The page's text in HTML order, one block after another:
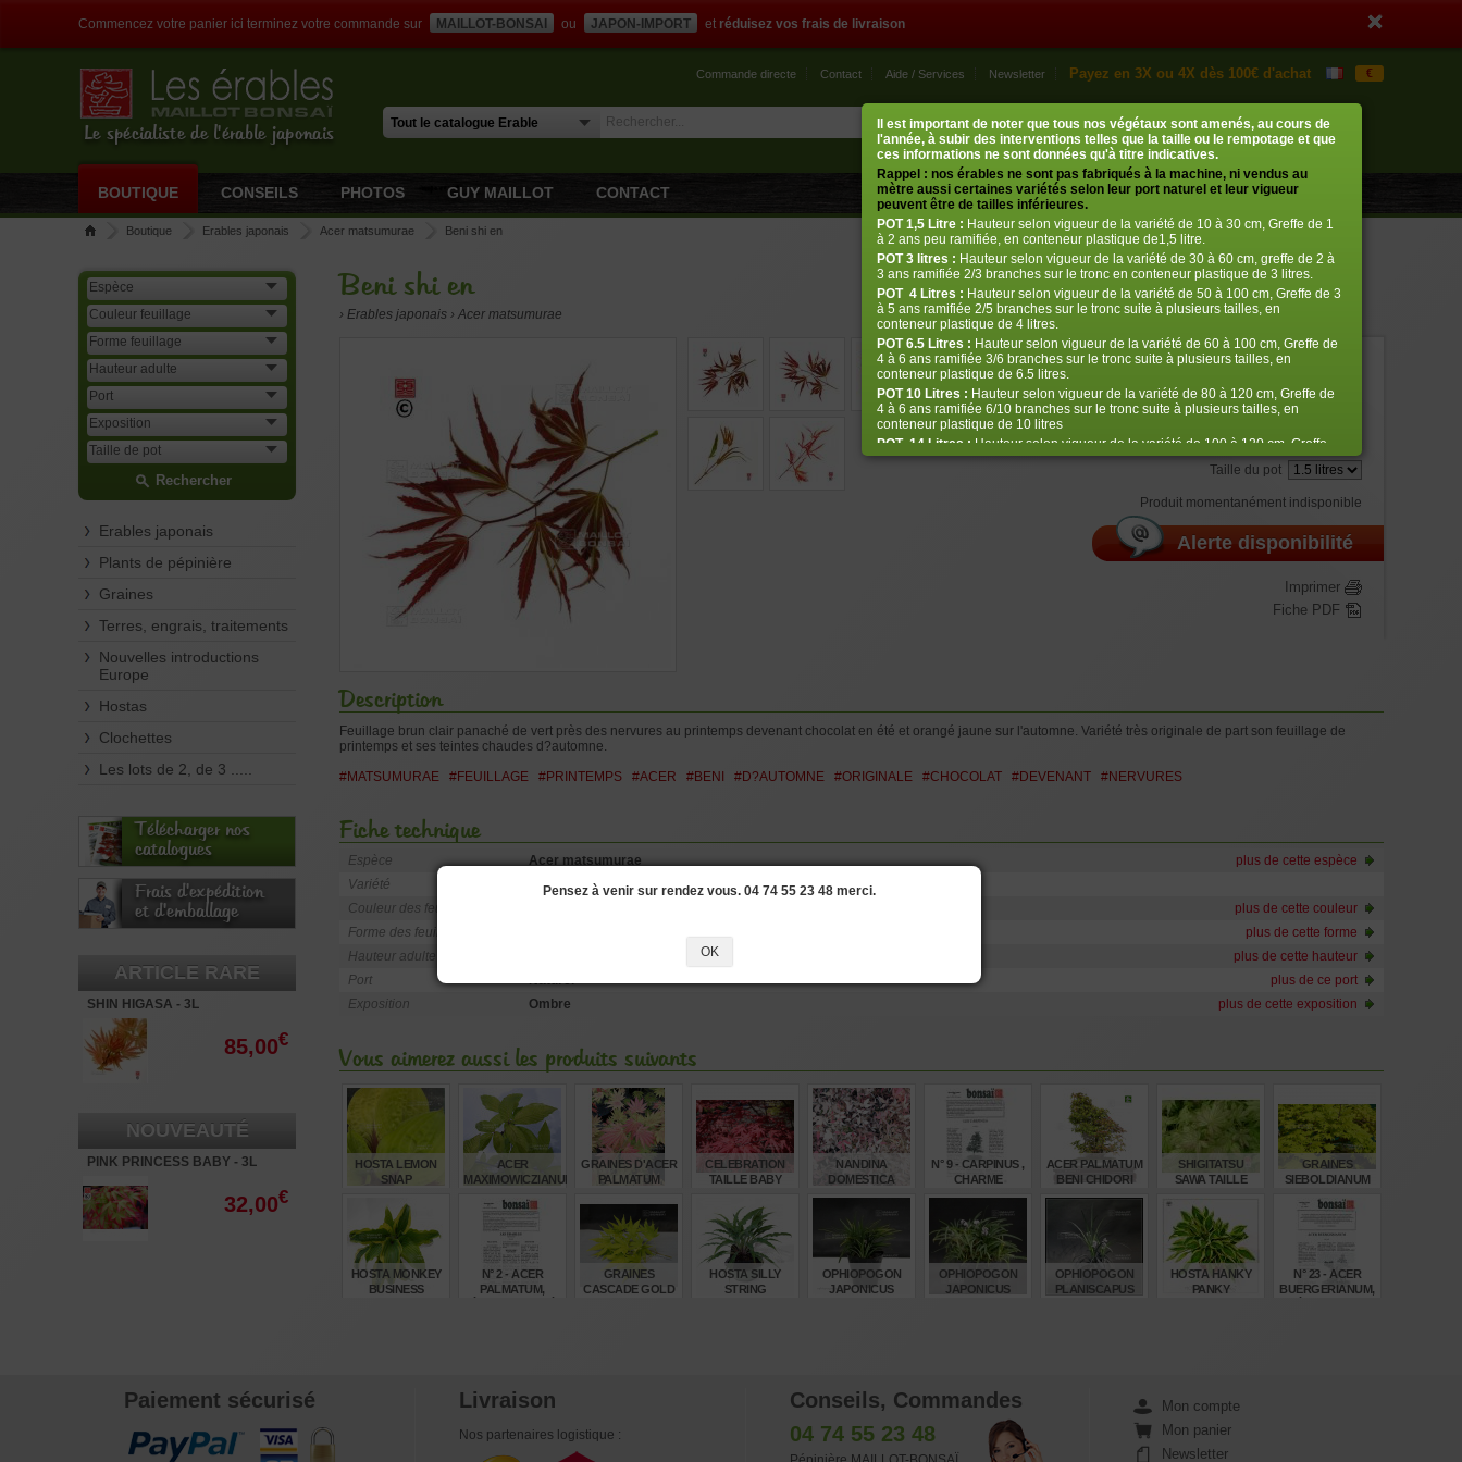
Commencez votre panier ici terminez votre commande sur MAILLOT-BONSAI ou JAPON-IMPORT et réduisez vos frais de livraison
Le spécialiste de l'érable japonais
Commande directe Contact Aide / Services Newsletter Payez en 3X ou 4X dès 100€ d'achat €
Mon compte
› me connecter 0 article
BOUTIQUE CONSEILS PHOTOS GUY MAILLOT CONTACT
Boutique Erables japonais Acer matsumurae Beni shi en
Rechercher
Erables japonais
Plants de pépinière
Graines
Terres, engrais, traitements
Nouvelles introductions
Europe
Hostas
Clochettes
Les lots de 2, de 3 .....
Télécharger nos
catalogues
Frais d'expédition
et d'emballage
ARTICLE RARE
SHIN HIGASA - 3L
85,00€
NOUVEAUTÉ
PINK PRINCESS BABY - 3L
32,00€
Beni shi en
› Erables japonais › Acer matsumurae
ref. : 206
26,50
Bien choisir la taille
Taille du pot
Produit momentanément indisponible
Alerte disponibilité
Imprimer
Fiche PDF
Description
Feuillage brun clair panaché de vert près des nervures au printemps devenant chocolat en été et orangé jaune sur l'automne. Variété très originale de part son feuillage de
printemps et ses teintes chaudes d?automne.
#MATSUMURAE
#FEUILLAGE #PRINTEMPS #ACER #BENI #D?AUTOMNE #ORIGINALE #CHOCOLAT #DEVENANT #NERVURES
Fiche technique
Espèce Acer matsumurae
plus de cette espèce
Variété
Beni shi en
Couleur des feuilles
plus de cette couleur
Forme des feuilles
plus de cette forme
Hauteur adulte
plus de cette hauteur
Port
Naturel
plus de ce port
Exposition
Ombre plus de cette exposition
Vous aimerez aussi les produits suivants
HOSTA LEMON
SNAP
14,00 €
ACER
MAXIMOWICZIANUM
32,00
GRAINES D'ACER
PALMATUM
8,00€
CELEBRATION
TAILLE BABY
55,00€
NANDINA
DOMESTICA
16,50 €
N° 9 - CARPINUS ,
CHARME
4,00€
ACER PALMATUM
BENI CHIDORI
3.290,00
SHIGITATSU
SAWA TAILLE
32,00€
GRAINES
SIEBOLDIANUM
8,00 €
HOSTA MONKEY
BUSINESS
N° 2 - ACER
PALMATUM,
GRAINES
CASCADE GOLD
HOSTA SILLY
STRING
OPHIOPOGON
JAPONICUS
OPHIOPOGON
JAPONICUS
OPHIOPOGON
PLANISCAPUS
HOSTA HANKY
PANKY
N° 23 - ACER
BUERGERIANUM,
Paiement sécurisé Livraison
Nos partenaires logistique :
Conseils, Commandes
04 74 55 23 48
Mon compte
Mon panier
Newsletter
Pensez à venir sur rendez vous. 04 74 55 23 48 merci.
OK
Il est important de noter que tous nos végétaux sont amenés, au cours de
l'année, à subir des interventions telles que la taille ou le rempotage et que
ces informations ne sont données qu'à titre indicatives.
Rappel : nos érables ne sont pas fabriqués à la machine, ni vendus au
mètre aussi certaines variétés selon leur port naturel et leur vigueur
peuvent être de tailles inférieures.
POT1,5 Litre : Hauteur selon vigueur de la variété de 10 à 30 cm, Greffe de 1
à 2 ans peu ramifiée, en conteneur plastique de1,5 litre.
POT3 litres : Hauteur selon vigueur de la variété de 30 à 60 cm, greffe de 2 à
3 ans ramifiée 2/3 branches sur le tronc en conteneur plastique de 3 litres.
POT 4 Litres : Hauteur selon vigueur de la variété de 50 à 100 cm, Greffe de 3
à 5 ans ramifiée 2/5 branches sur le tronc suite à plusieurs tailles, en
conteneur plastique de 4 litres.
POT 6.5 Litres : Hauteur selon vigueur de la variété de 60 à 100 cm, Greffe de
4 à 6 ans ramifiée 3/6 branches sur le tronc suite à plusieurs tailles, en
conteneur plastique de 6.5 litres.
POT 10 Litres : Hauteur selon vigueur de la variété de 80 à 120 cm, Greffe de
4 à 6 ans ramifiée 6/10 branches sur le tronc suite à plusieurs tailles, en
conteneur plastique de 10 litres
POT 14 Litres : Hauteur selon vigueur de la variété de 100 à 120 cm, Greffe
de 5 à 8 ans ramifiée 10/12 branches suite à plusieurs tailles, en conteneur
Hauteur selon vigueur de la variété de 100 à 120 cm, Greffe de
5 à 8 ans ramifiée 10/12 branches suite à plusieurs tailles, en conteneur
plastique de 20 litres. Dans cette taille le volume de racines est plus important ,
mais pas spécialement la hauteur du végétal.
Hauteur selon vigueur de la variété de 100 à 120 cm, Greffe de